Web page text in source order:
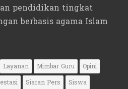
pendidikan tingkat
berbasis agama Islam
Layanan Mimbar Guru
Opini
Siaran Pers
Siswa